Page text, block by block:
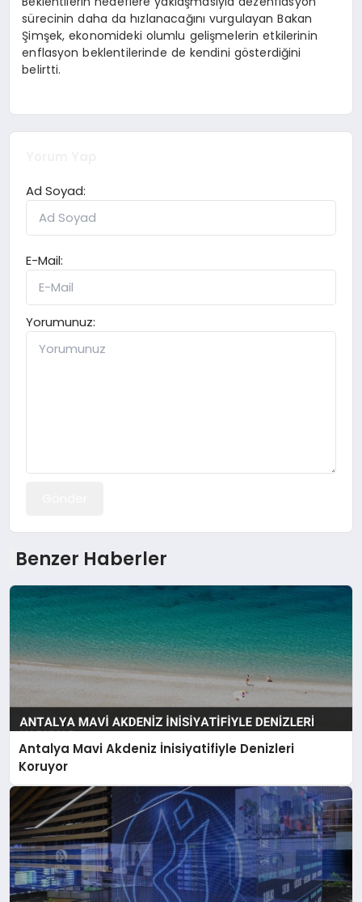
sürecinin daha da hızlanacağını vurgulayan Bakan
Şimşek, ekonomideki olumlu gelişmelerin etkilerinin
enflasyon beklentilerinde de kendini gösterdiğini
belirtti.
Ad Soyad:
E-Mail:
Yorumunuz:
Benzer Haberler
Antalya Mavi Akdeniz İnisiyatifiyle Denizleri
Koruyor